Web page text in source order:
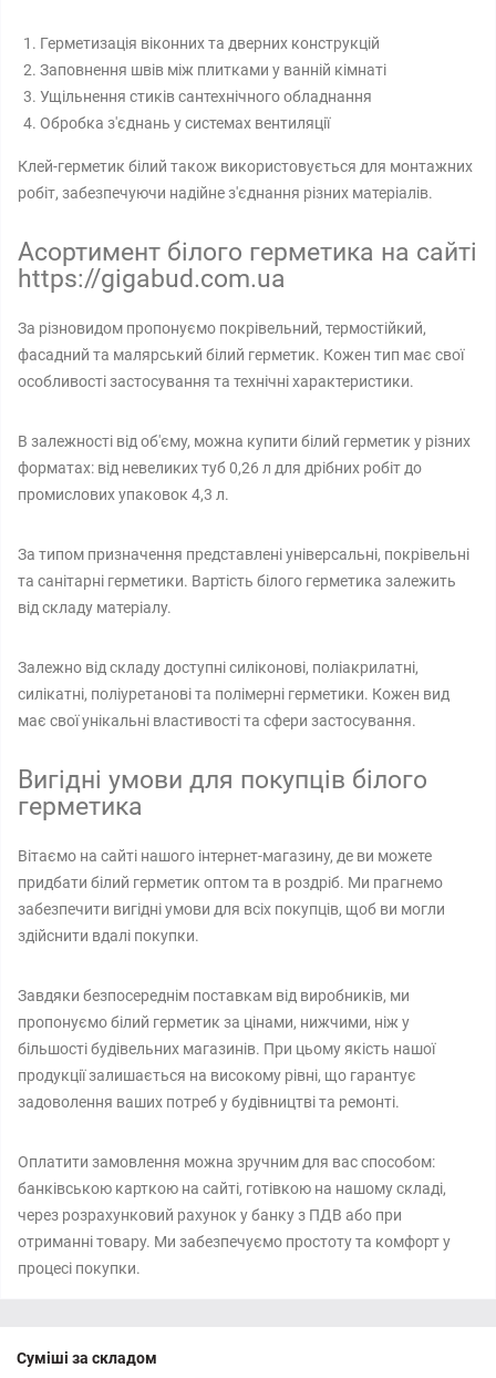
Герметизація віконних та дверних конструкцій
Заповнення швів між плитками у ванній кімнаті
Ущільнення стиків сантехнічного обладнання
Обробка з'єднань у системах вентиляції
Клей-герметик білий також використовується для монтажних
робіт, забезпечуючи надійне з'єднання різних матеріалів.
Асортимент білого герметика на сайті
https://gigabud.com.ua
За різновидом пропонуємо покрівельний, термостійкий,
фасадний та малярський білий герметик. Кожен тип має свої
особливості застосування та технічні характеристики.
В залежності від об'єму, можна купити білий герметик у різних
форматах: від невеликих туб 0,26 л для дрібних робіт до
промислових упаковок 4,3 л.
За типом призначення представлені універсальні, покрівельні
та санітарні герметики. Вартість білого герметика залежить
від складу матеріалу.
Залежно від складу доступні силіконові, поліакрилатні,
силікатні, поліуретанові та полімерні герметики. Кожен вид
має свої унікальні властивості та сфери застосування.
Вигідні умови для покупців білого
герметика
Вітаємо на сайті нашого інтернет-магазину, де ви можете
придбати білий герметик оптом та в роздріб. Ми прагнемо
забезпечити вигідні умови для всіх покупців, щоб ви могли
здійснити вдалі покупки.
Завдяки безпосереднім поставкам від виробників, ми
пропонуємо білий герметик за цінами, нижчими, ніж у
більшості будівельних магазинів. При цьому якість нашої
продукції залишається на високому рівні, що гарантує
задоволення ваших потреб у будівництві та ремонті.
Оплатити замовлення можна зручним для вас способом:
банківською карткою на сайті, готівкою на нашому складі,
через розрахунковий рахунок у банку з ПДВ або при
отриманні товару. Ми забезпечуємо простоту та комфорт у
процесі покупки.
Суміші за складом